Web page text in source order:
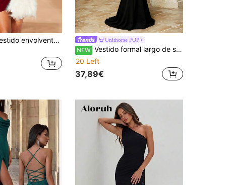
SHEIN Belle Vestido envolvente de mujer elegante para fiesta con cuello asimétrico y mangas acampanadas de unicolor
Unithorse POP
NEW Vestido formal largo de sirena con un hombro y manga asimétrica para mujer
20 Left
37,89€